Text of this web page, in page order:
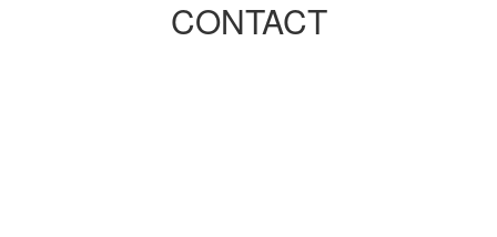
CONTACT